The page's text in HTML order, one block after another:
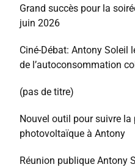
Grand succès pour la
juin 2026
Ciné-Débat: Antony Soleil
de l’autoconsommation
(pas de titre)
Nouvel outil pour suivre la
photovoltaïque à Antony
Réunion publique Antony